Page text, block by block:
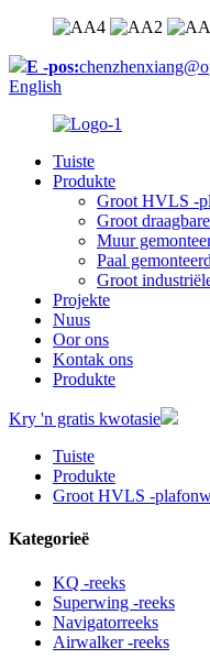
E -pos:
English
Tuiste
Produkte
Groot HVLS -
Groot
Muur
Paal
Groot
Projekte
Nuus
Oor ons
Kontak ons
Produkte
Kry 'n gratis kwotasie
Tuiste
Produkte
Groot HVLS -
Kategorieë
KQ -reeks
Superwing -reeks
Navigatorreeks
Airwalker -reeks